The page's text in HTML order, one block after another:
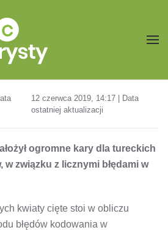
12 czerwca 2019, 14:17 | Data
ostatniej aktualizacji
ogromne kary dla tureckich
związku z licznymi błędami w
kwiaty cięte stoi w obliczu
błędów kodowania w